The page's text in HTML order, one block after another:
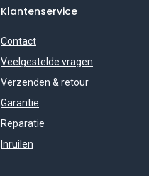
Klantenservice
Contact
Veelgestelde vragen
Verzenden & retour
Garantie
Reparatie
Inruilen